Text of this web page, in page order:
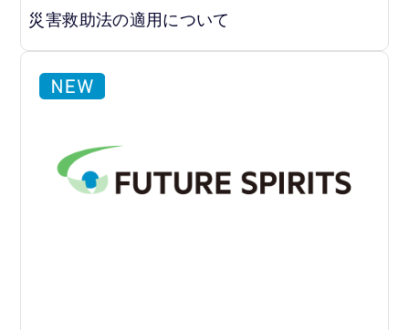
災害救助法の適用について